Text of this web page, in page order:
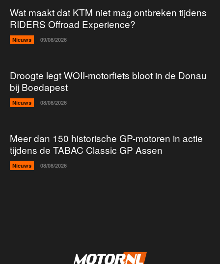
Wat maakt dat KTM niet mag ontbreken tijdens
RIDERS Offroad Experience?
Nieuws 09/08/2026
Droogte legt WOII-motorfiets bloot in de Donau
bij Boedapest
Nieuws 08/08/2026
Meer dan 150 historische GP-motoren in actie
tijdens de TABAC Classic GP Assen
Nieuws 08/08/2026